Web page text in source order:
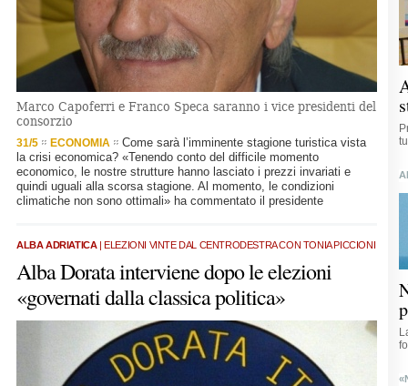
Marco Capoferri e Franco Speca saranno i vice presidenti del
consorzio
31/5 ECONOMIA
Come sarà l’imminente stagione turistica vista
la crisi economica? «Tenendo conto del difficile momento
economico, le nostre strutture hanno lasciato i prezzi invariati e
quindi uguali alla scorsa stagione. Al momento, le condizioni
climatiche non sono ottimali» ha commentato il presidente
ALBA ADRIATICA| ELEZIONI VINTE DAL CENTRODESTRA CON TONIA PICCIONI
Alba Dorata interviene dopo le elezioni
«governati dalla classica politica»